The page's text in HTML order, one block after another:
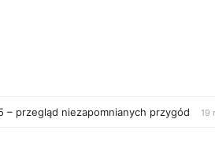
– przegląd niezapomnianych przygód 19